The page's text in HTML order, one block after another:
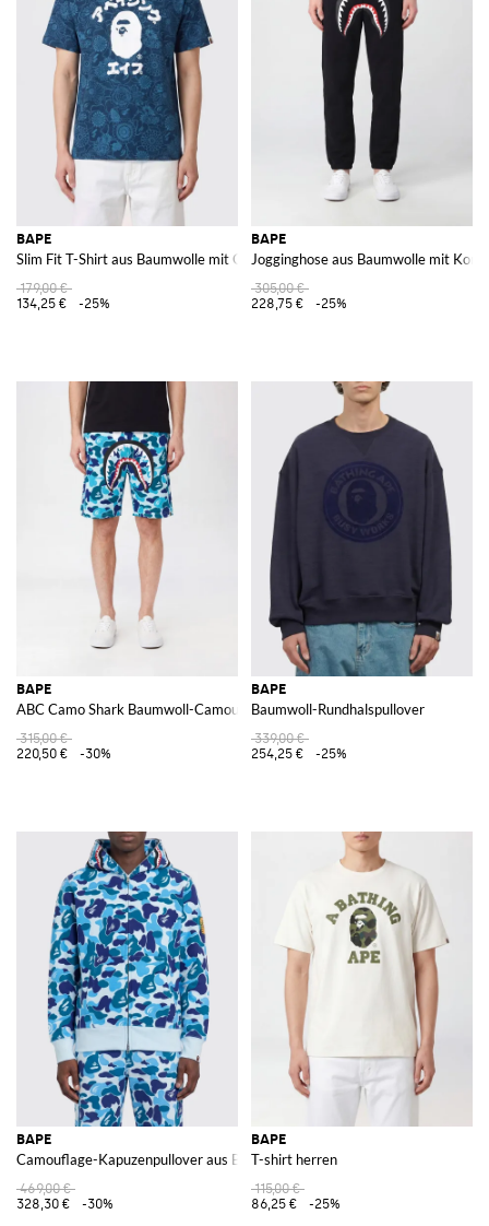
BAPE
Slim Fit T-Shirt aus Baumwolle mit Grafikprint und Kontrastlogo
179,00 €
134,25 €
-25%
BAPE
Jogginghose aus Baumwolle mit
305,00 €
228,75 €
-25%
BAPE
ABC Camo Shark Baumwoll-Camouflage-Shorts
315,00 €
220,50 €
-30%
BAPE
Baumwoll-Rundhalspullover
339,00 €
254,25 €
-25%
BAPE
Camouflage-Kapuzenpullover aus Baumwolle
469,00 €
328,30 €
-30%
BAPE
T-shirt herren
115,00 €
86,25 €
-25%